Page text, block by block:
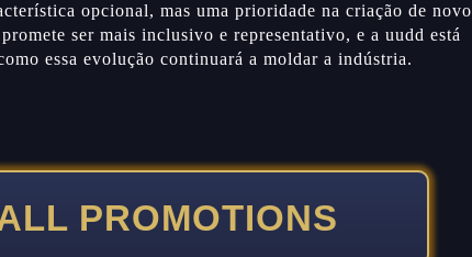
opcional, mas uma prioridade na criação de
ser mais inclusivo e representativo, e a uudd está
essa evolução continuará a moldar a indústria.
PROMOTIONS